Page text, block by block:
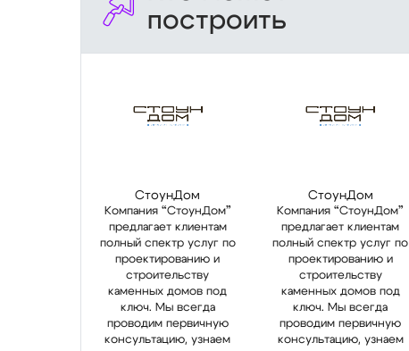
построить
СтоунДом
Компания “СтоунДом”
предлагает клиентам
полный спектр услуг по
проектированию и
строительству
каменных домов под
ключ. Мы всегда
проводим первичную
консультацию, узнаем
СтоунДом
Компания “СтоунДом”
предлагает клиентам
полный спектр услуг по
проектированию и
строительству
каменных домов под
ключ. Мы всегда
проводим первичную
консультацию, узнаем